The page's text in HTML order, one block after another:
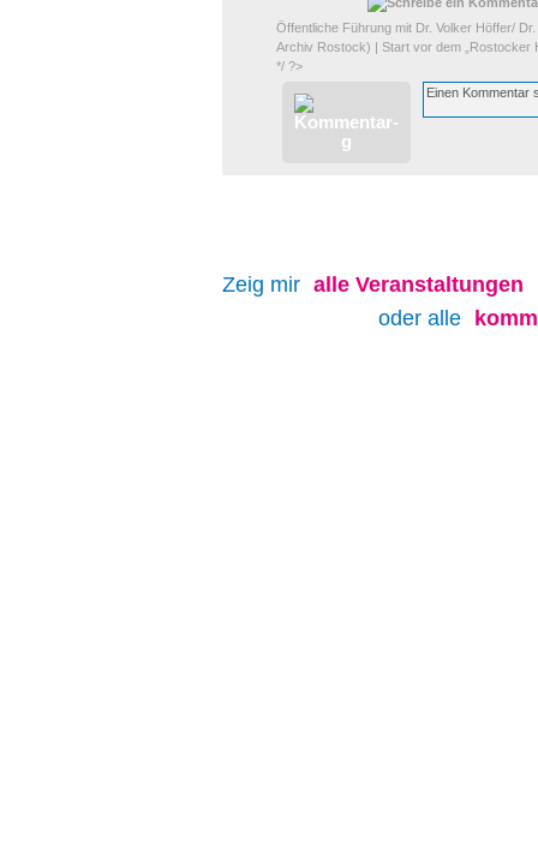
Öffentliche Führung mit Dr. Volker Höffer/
Archiv Rostock) | Start vor dem „Rostocker
*/ ?>
Zeig mir alle Veranstaltungen
oder alle